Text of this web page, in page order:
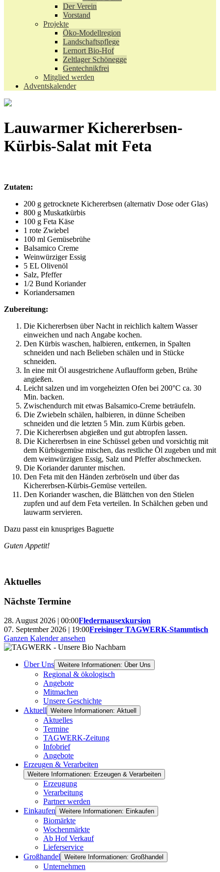
Der Verein
Vorstand
Projekte
Öko-Modellregion
Landschaftspflege
Lernort Bio-Hof
Zeltlager Schönegge
Gentechnikfrei
Mitglied werden
Adventskalender
Lauwarmer Kichererbsen-
Kürbis-Salat mit Feta
Zutaten:
200 g getrocknete Kichererbsen (alternativ Dose oder Glas)
800 g Muskatkürbis
100 g Feta Käse
1 rote Zwiebel
100 ml Gemüsebrühe
Balsamico Creme
Weinwürziger Essig
5 EL Olivenöl
Salz, Pfeffer
1/2 Bund Koriander
Koriandersamen
Zubereitung:
Die Kichererbsen über Nacht in reichlich kaltem Wasser
einweichen und nach Angabe kochen.
Den Kürbis waschen, halbieren, entkernen, in Spalten
schneiden und nach Belieben schälen und in Stücke
schneiden.
In eine mit Öl ausgestrichene Auflaufform geben, Brühe
angießen.
Leicht salzen und im vorgeheizten Ofen bei 200°C ca. 30
Min. backen.
Zwischendurch mit etwas Balsamico-Creme beträufeln.
Die Zwiebeln schälen, halbieren, in dünne Scheiben
schneiden und die letzten 5 Min. zum Kürbis geben.
Die Kichererbsen abgießen und gut abtropfen lassen.
Die Kichererbsen in eine Schüssel geben und vorsichtig mit
dem Kürbisgemüse mischen, das restliche Öl zugeben und mit
dem weinwürzigen Essig, Salz und Pfeffer abschmecken.
Die Koriander darunter mischen.
Den Feta mit den Händen zerbröseln und über das
Kichererbsen-Kürbis-Gemüse verteilen.
Den Koriander waschen, die Blättchen von den Stielen
zupfen und auf dem Feta verteilen. In Schälchen geben und
lauwarm servieren.
Dazu passt ein knuspriges Baguette
Guten Appetit!
Aktuelles
Nächste Termine
28. August 2026 | 00:00Fledermausexkursion
07. September 2026 | 19:00Freisinger TAGWERK-Stammtisch
Ganzen Kalender ansehen
Über Uns Weitere Informationen: Über Uns
Regional & ökologisch
Angebote
Mitmachen
Unsere Geschichte
Aktuell Weitere Informationen: Aktuell
Aktuelles
Termine
TAGWERK-Zeitung
Infobrief
Angebote
Erzeugen & Verarbeiten
Weitere Informationen: Erzeugen & Verarbeiten
Erzeugung
Verarbeitung
Partner werden
Einkaufen Weitere Informationen: Einkaufen
Biomärkte
Wochenmärkte
Ab Hof Verkauf
Lieferservice
Großhandel Weitere Informationen: Großhandel
Unternehmen